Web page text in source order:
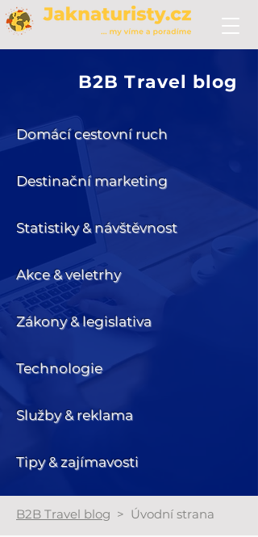
B2B Travel blog
Domácí cestovní ruch
Destinační marketing
Statistiky & návštěvnost
Akce & veletrhy
Zákony & legislativa
Technologie
Služby & reklama
Tipy & zajímavosti
B2B Travel blog > Úvodní strana